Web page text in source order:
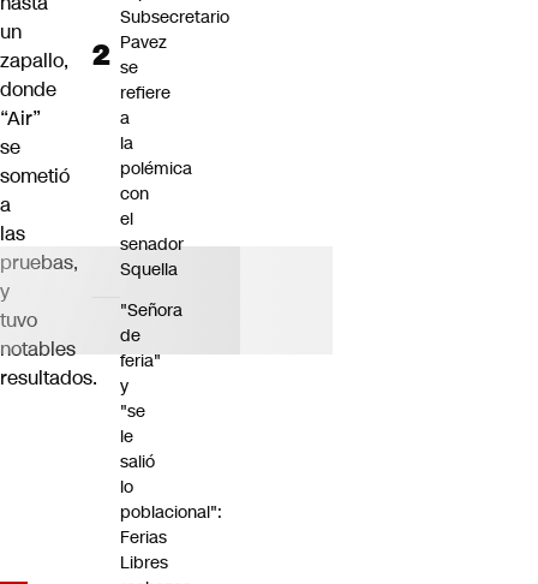
un
zapallo,
donde
“Air”
se
sometió
a
las
pruebas,
y
tuvo
notables
resultados.
Subsecretario
Pavez
se
refiere
a
la
polémica
con
el
senador
Squella
"Señora
de
feria"
y
"se
le
salió
lo
poblacional":
Ferias
Libres